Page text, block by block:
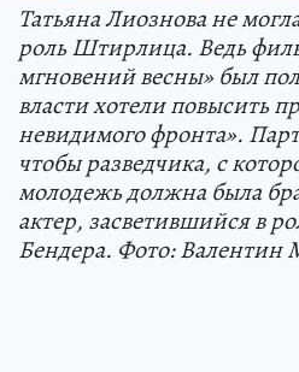
Татьяна Лиознова не
роль Штирлица. Ведь
мгновений весны» был
власти хотели повысить
невидимого фронта».
чтобы разведчика, с
молодежь должна была
актер, засветившийся в
Бендера. Фото: